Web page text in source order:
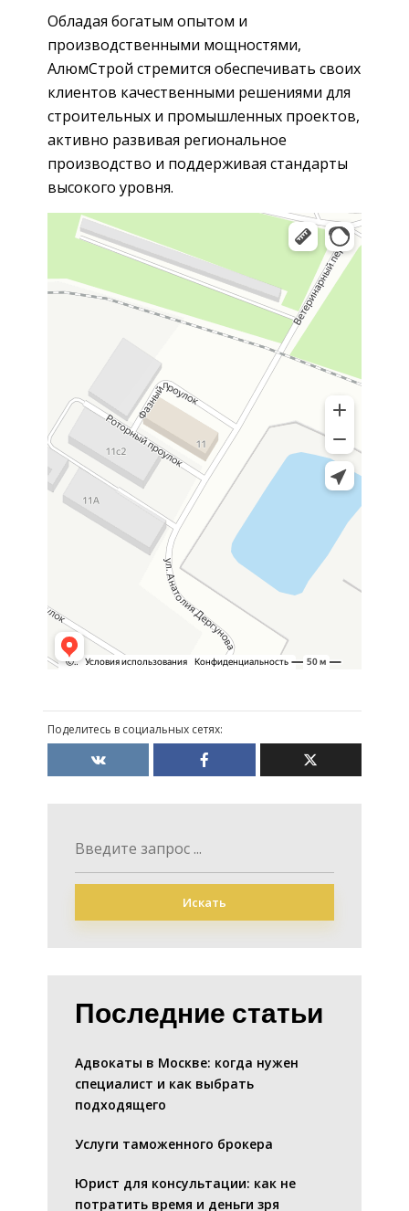
Обладая богатым опытом и
производственными мощностями,
АлюмСтрой стремится обеспечивать своих
клиентов качественными решениями для
строительных и промышленных проектов,
активно развивая региональное
производство и поддерживая стандарты
высокого уровня.
Поделитесь в социальных сетях:
Искать
Последние статьи
Адвокаты в Москве: когда нужен
специалист и как выбрать
подходящего
Услуги таможенного брокера
Юрист для консультации: как не
потратить время и деньги зря